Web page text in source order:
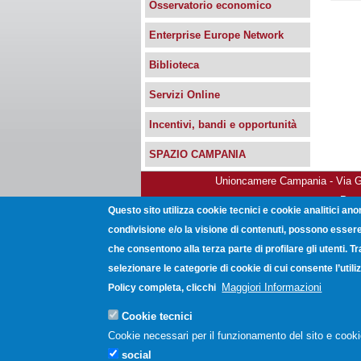
Osservatorio economico
Enterprise Europe Network
Biblioteca
Servizi Online
Incentivi, bandi e opportunità
SPAZIO CAMPANIA
Unioncamere Campania - Via
Questo sito utilizza cookie tecnici e cookie analitici
condivisione e/o la visione di contenuti, possono
che consentono alla terza parte di profilare gli utenti.
selezionare le categorie di cookie di cui consente
Policy completa, clicchi Maggiori Informazioni
Cookie tecnici
Cookie necessari per il funzionamento del sito e
social